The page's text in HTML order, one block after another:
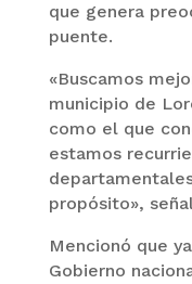
que genera
puente.
«Buscamos
municipio de
como el que
estamos
propósito»,
Mencionó que
Gobierno